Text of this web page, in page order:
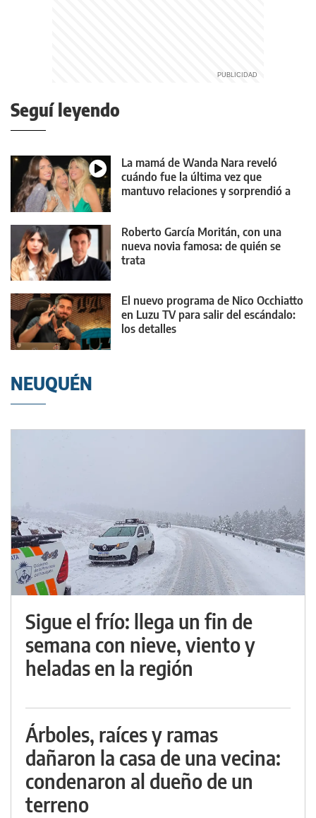
Seguí leyendo
La mamá de Wanda Nara reveló
cuándo fue la última vez que
mantuvo relaciones y sorprendió a
Roberto García Moritán, con una
nueva novia famosa: de quién se
trata
El nuevo programa de Nico Occhiatto
en Luzu TV para salir del escándalo:
los detalles
NEUQUÉN
Sigue el frío: llega un fin de
semana con nieve, viento y
heladas en la región
Árboles, raíces y ramas
dañaron la casa de una vecina:
condenaron al dueño de un
terreno